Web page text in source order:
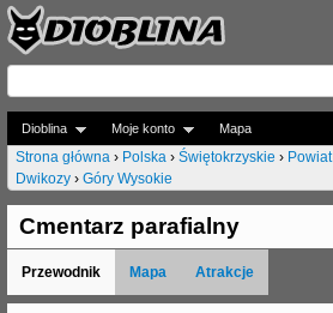
Jump to navigation
Dioblina Moje konto Mapa
J
e
s
t
Strona główna › Polska › Świętokrzyskie ›
Dwikozy › Góry Wysokie
Cmentarz parafialny
Przewodnik Mapa Atrakcje